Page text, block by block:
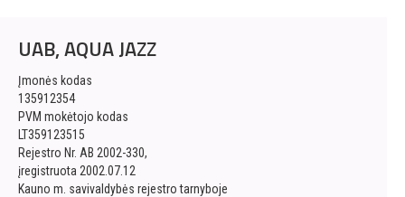
UAB, AQUA JAZZ
Įmonės kodas
135912354
PVM mokėtojo kodas
LT359123515
Rejestro Nr. AB 2002-330,
įregistruota 2002.07.12
Kauno m. savivaldybės rejestro tarnyboje